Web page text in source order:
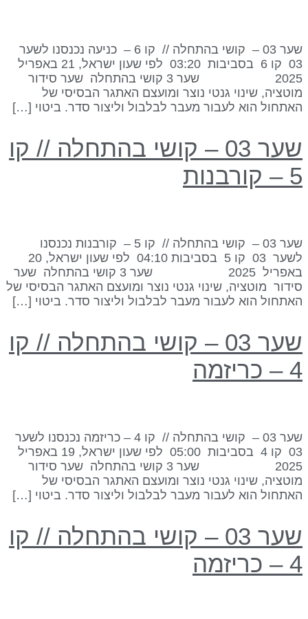
שער 03 – קושי בהתחלה // קו 6 – כניעה נכנסנו לשער
03 קו 6 בסביבות 03:20 לפי שעון ישראל, 21 באפריל
2025 שער 3 קושי בהתחלה שער סידור
שינוי גנטי נוצר ומועצם האתגר הבסיסי של
הוא לעבור מעבר לבלבול וליצור סדר. ביטוי […]
שער 03 – קושי בהתחלה // קו
שער 03 – קושי בהתחלה // קו 5 – קורבנות נכנסנו
לשער 03 קו 5 בסביבות 04:10 לפי שעון ישראל, 20
באפריל 2025 שער 3 קושי בהתחלה שער
מוטציה, שינוי גנטי נוצר ומועצם האתגר הבסיסי של
הוא לעבור מעבר לבלבול וליצור סדר. ביטוי […]
שער 03 – קושי בהתחלה // קו
שער 03 – קושי בהתחלה // קו 4 – כריזמה נכנסנו לשער
03 קו 4 בסביבות 05:00 לפי שעון ישראל, 19 באפריל
2025 שער 3 קושי בהתחלה שער סידור
שינוי גנטי נוצר ומועצם האתגר הבסיסי של
הוא לעבור מעבר לבלבול וליצור סדר. ביטוי […]
שער 03 – קושי בהתחלה // קו